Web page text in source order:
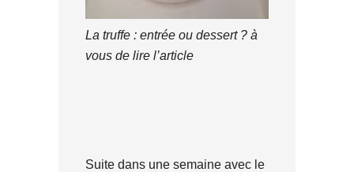
La truffe : entrée ou dessert ? à
vous de lire l’article
Suite dans une semaine avec le